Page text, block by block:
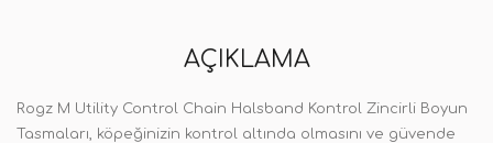
AÇIKLAMA
Rogz M Utility Control Chain Halsband Kontrol Zincirli Boyun
Tasmaları, köpeğinizin kontrol altında olmasını ve güvende